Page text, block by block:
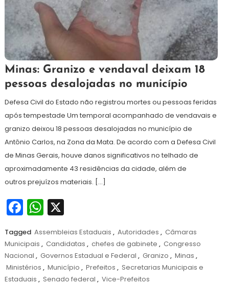
24
dezembro
de
Redação
Minas: Granizo e vendaval deixam 18
pessoas desalojadas no município
Defesa Civil do Estado não registrou mortes ou pessoas feridas
após tempestade Um temporal acompanhado de vendavais e
granizo deixou 18 pessoas desalojadas no município de
Antônio Carlos, na Zona da Mata. De acordo com a Defesa Civil
de Minas Gerais, houve danos significativos no telhado de
aproximadamente 43 residências da cidade, além de
outros prejuízos materiais. […]
Facebook
WhatsApp
X
Tagged Assembleias Estaduais , Autoridades , Câmaras
Municipais , Candidatas , chefes de gabinete , Congresso
Nacional , Governos Estadual e Federal , Granizo , Minas ,
Ministérios , Município , Prefeitos , Secretarias Municipais e
Estaduais , Senado federal , Vice-Prefeitos